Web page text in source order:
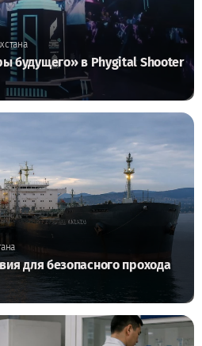
будущего» в Phygital Shooter
для безопасного прохода